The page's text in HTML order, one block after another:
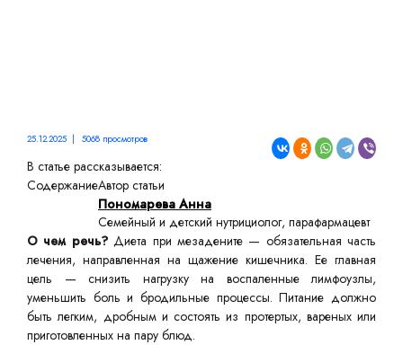
25.12.2025 | 5068 просмотров
В статье рассказывается:
СодержаниеАвтор статьи
Пономарева Анна
Семейный и детский нутрициолог, парафармацевт
О чем речь?Диета при мезадените — обязательная часть
лечения, направленная на щажение кишечника. Ее главная
цель — снизить нагрузку на воспаленные лимфоузлы,
уменьшить боль и бродильные процессы. Питание должно
быть легким, дробным и состоять из протертых, вареных или
приготовленных на пару блюд.